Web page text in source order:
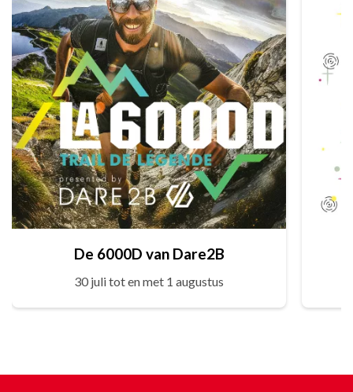
De 6000D van Dare2B
30 juli tot en met 1 augustus